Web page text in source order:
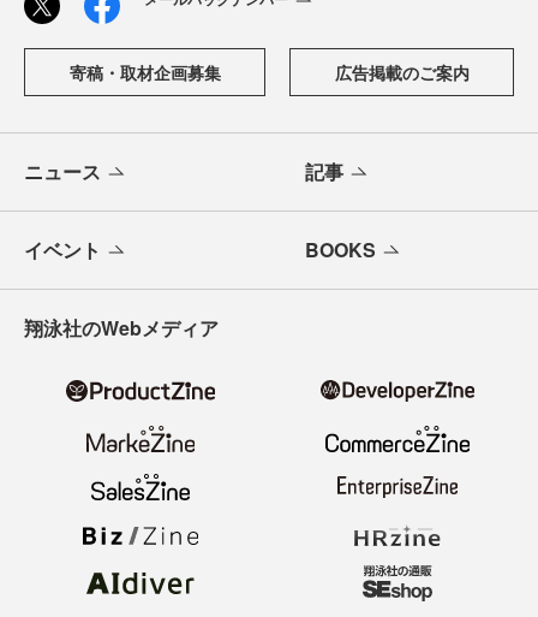
からAI活用、キャリアまで、ソフトウェア開発にかかわる
すべての人の学びと成長を支える最新情報と実践知をお届
ニュース 記事
イベント BOOKS